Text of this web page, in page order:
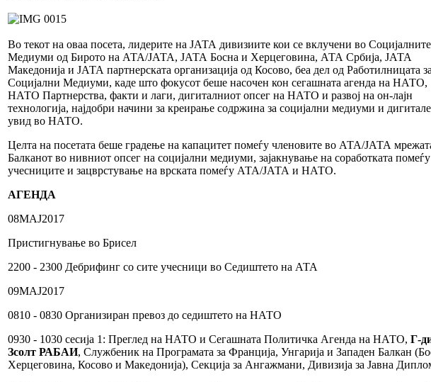
Во текот на оваа посета, лидерите на ЈАТА дивизиите кои се вклучени во Социјалните
Медиуми од Бирото на АТА/ЈАТА, ЈАТА Босна и Херцеговина, АТА Србија, ЈАТА
Македонија и ЈАТА партнерската организација од Косово, беа дел од Работилницата за
Социјални Медиуми, каде што фокусот беше насочен кон сегашната агенда на НАТО,
НАТО Партнерства, факти и лаги, дигиталниот опсег на НАТО и развој на он-лајн
технологија, најдобри начини за креирање содржина за социјални медиуми и
увид во НАТО.
Целта на посетата беше градење на капацитет помеѓу членовите во АТА/ЈАТА
Балканот во нивниот опсег на социјални медиуми, зајакнување на соработката помеѓу
учесниците и зацврстување на врската помеѓу АТА/ЈАТА и НАТО.
АГЕНДА
08МАЈ2017
Пристигнување во Брисел
2200 - 2300 Дебрифинг со сите учесници во Седиштето на АТА
09МАЈ2017
0810 - 0830 Организиран превоз до седиштето на НАТО
0930 - 1030 сесија 1: Преглед на НАТО и Сегашната Политичка Агенда на НАТО, Г-
Зсолт РАБАИ, Службеник на Програмата за Франција, Унгарија и Западен Балкан
Херцеговина, Косово и Македонија), Секција за Ангажмани, Дивизија за Јавна